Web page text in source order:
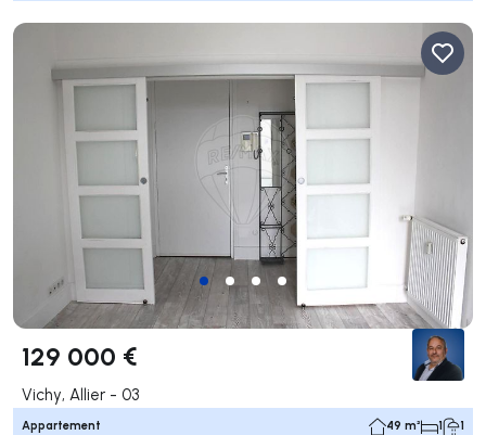
129 000 €
Vichy, Allier - 03
Appartement 49 m² 1 1